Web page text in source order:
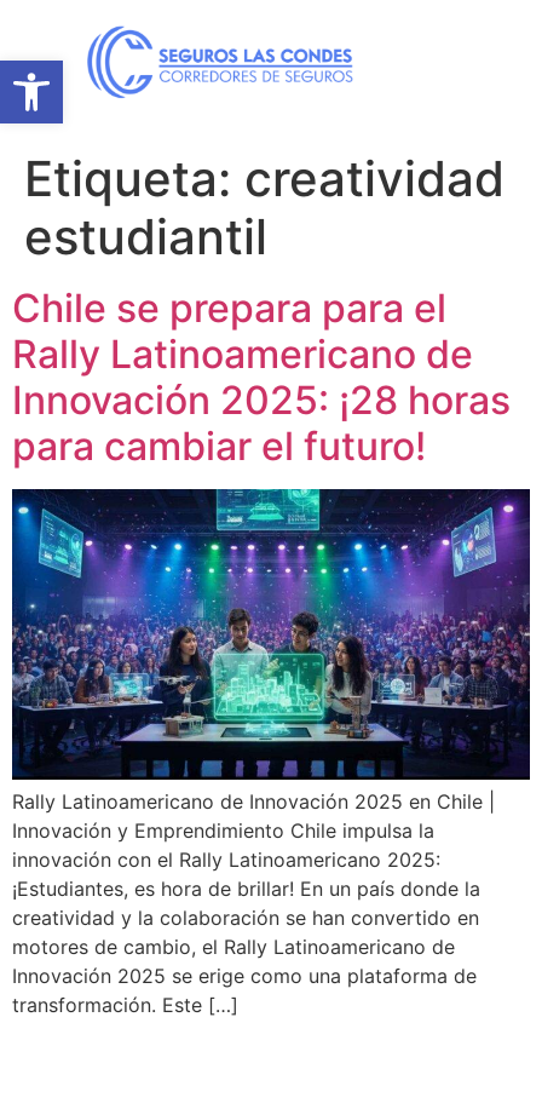
Abrir barra de herramientas
Etiqueta: creatividad
estudiantil
Chile se prepara para el
Rally Latinoamericano de
Innovación 2025: ¡28 horas
para cambiar el futuro!
Rally Latinoamericano de Innovación 2025 en Chile |
Innovación y Emprendimiento Chile impulsa la
innovación con el Rally Latinoamericano 2025:
¡Estudiantes, es hora de brillar! En un país donde la
creatividad y la colaboración se han convertido en
motores de cambio, el Rally Latinoamericano de
Innovación 2025 se erige como una plataforma de
transformación. Este […]